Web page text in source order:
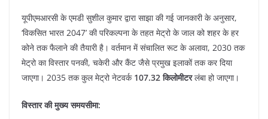
​यूपीएमआरसी के एमडी सुशील कुमार द्वारा साझा की गई जानकारी के अनुसार,
‘विकसित भारत 2047’ की परिकल्पना के तहत मेट्रो के जाल को शहर के हर
कोने तक फैलाने की तैयारी है। वर्तमान में संचालित रूट के अलावा, 2030 तक
मेट्रो का विस्तार पनकी, चकेरी और कैंट जैसे प्रमुख इलाकों तक कर दिया
जाएगा। 2035 तक कुल मेट्रो नेटवर्क 107.32 किलोमीटरलंबा हो जाएगा।
विस्तार की मुख्य समयसीमा: